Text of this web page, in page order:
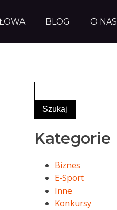
BLOG O NAS
Kategorie
Biznes
E-Sport
Inne
Konkursy